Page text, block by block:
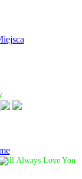
Always Love You